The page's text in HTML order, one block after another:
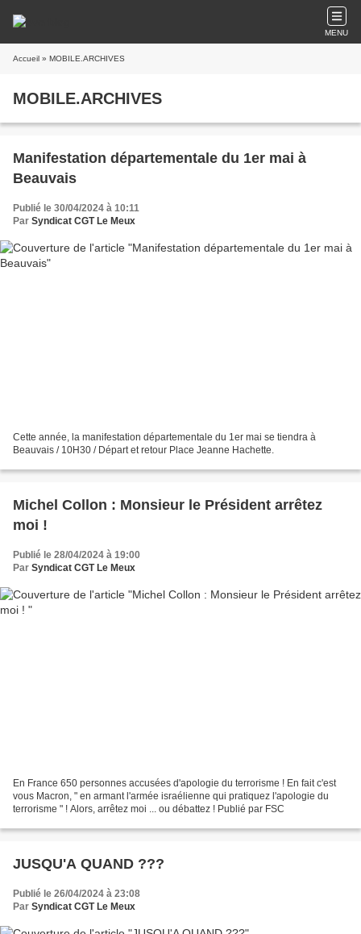
MENU
Accueil » MOBILE.ARCHIVES
MOBILE.ARCHIVES
Manifestation départementale du 1er mai à
Beauvais
Publié le 30/04/2024 à 10:11
Par Syndicat CGT Le Meux
Cette année, la manifestation départementale du 1er mai se tiendra à
Beauvais / 10H30 / Départ et retour Place Jeanne Hachette.
Michel Collon : Monsieur le Président arrêtez
moi !
Publié le 28/04/2024 à 19:00
Par Syndicat CGT Le Meux
En France 650 personnes accusées d'apologie du terrorisme ! En fait c'est
vous Macron, " en armant l'armée israélienne qui pratiquez l'apologie du
terrorisme " ! Alors, arrêtez moi ... ou débattez ! Publié par FSC
JUSQU'A QUAND ???
Publié le 26/04/2024 à 23:08
Par Syndicat CGT Le Meux